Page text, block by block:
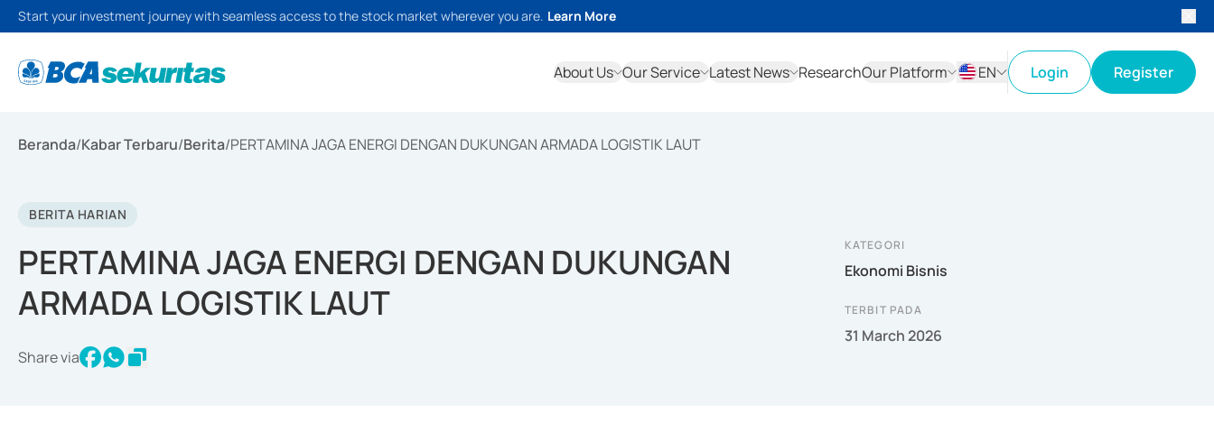
Start your investment journey with seamless access to the stock market wherever you are. Learn More
About Us Our Service Latest News ResearchOur Platform
EN
Login Register
Beranda/Kabar Terbaru/Berita/PERTAMINA JAGA ENERGI DENGAN DUKUNGAN ARMADA LOGISTIK LAUT
BERITA HARIAN
PERTAMINA JAGA ENERGI DENGAN DUKUNGAN
ARMADA LOGISTIK LAUT
Share via
KATEGORI
Ekonomi Bisnis
TERBIT PADA
31 March 2026